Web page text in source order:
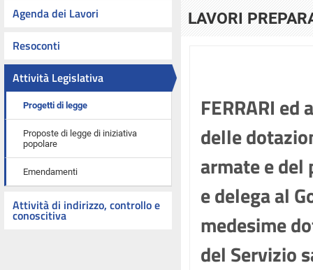
Agenda dei Lavori
Resoconti
Attività Legislativa
Progetti di legge
Proposte di legge di iniziativa
popolare
Emendamenti
Attività di indirizzo, controllo e
conoscitiva
LAVORI
FERRARI
delle
armate e
e delega al
medesime
del Servizio